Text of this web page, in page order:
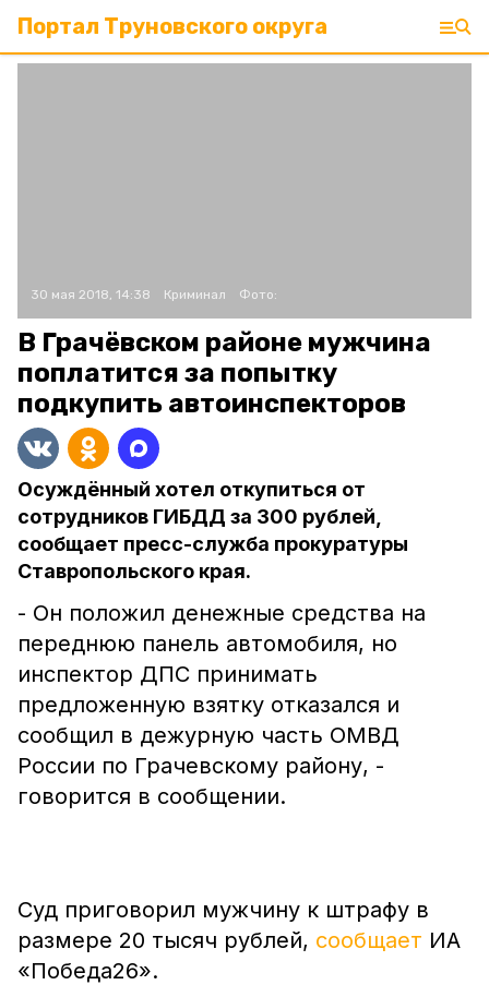
Портал Труновского округа
30 мая 2018, 14:38 Криминал Фото:
В Грачёвском районе мужчина
поплатится за попытку
подкупить автоинспекторов
Осуждённый хотел откупиться от
сотрудников ГИБДД за 300 рублей,
сообщает пресс-служба прокуратуры
Ставропольского края.
- Он положил денежные средства на
переднюю панель автомобиля, но
инспектор ДПС принимать
предложенную взятку отказался и
сообщил в дежурную часть ОМВД
России по Грачевскому району, -
говорится в сообщении.
Суд приговорил мужчину к штрафу в
размере 20 тысяч рублей, сообщает ИА
«Победа26».